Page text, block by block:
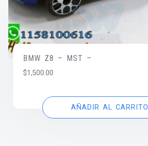
BMW Z8 – MST –
$1,500.00
AÑADIR AL CARRITO